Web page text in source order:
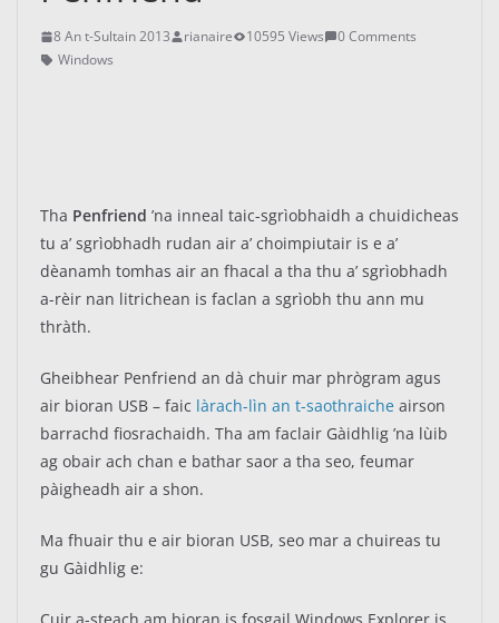
8 An t-Sultain 2013 rianaire 10595 Views
0 Comments
Windows
Tha Penfriend ’na inneal taic-sgrìobhaidh a chuidicheas
tu a’ sgrìobhadh rudan air a’ choimpiutair is e a’
dèanamh tomhas air an fhacal a tha thu a’ sgrìobhadh
a-rèir nan litrichean is faclan a sgrìobh thu ann mu
thràth.
Gheibhear Penfriend an dà chuir mar phrògram agus
air bioran USB – faic làrach-lìn an t-saothraiche airson
barrachd fiosrachaidh. Tha am faclair Gàidhlig ’na lùib
ag obair ach chan e bathar saor a tha seo, feumar
pàigheadh air a shon.
Ma fhuair thu e air bioran USB, seo mar a chuireas tu
gu Gàidhlig e: